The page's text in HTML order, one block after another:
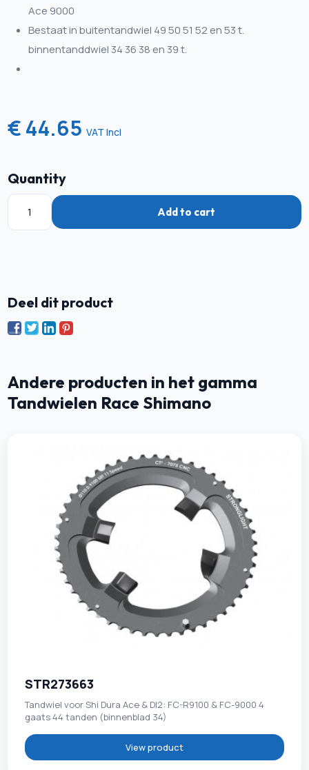
Ace 9000
Bestaat in buitentandwiel 49 50 51 52 en 53 t.
binnentanddwiel 34 36 38 en 39 t.
€ 44.65VAT Incl
Quantity
Add to cart
Deel dit product
Andere producten in het gamma
Tandwielen Race Shimano
STR273663
Tandwiel voor Shi Dura Ace & DI2: FC-R9100 & FC-9000 4
gaats 44 tanden (binnenblad 34)
View product